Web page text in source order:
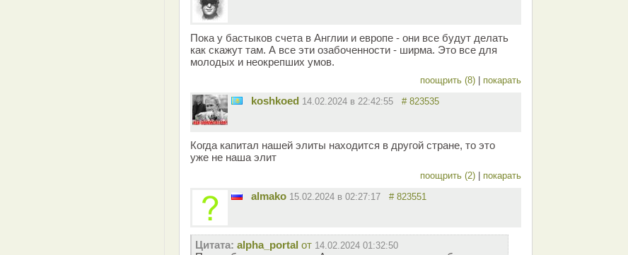
Пока у бастыков счета в Англии и европе - они все будут делать
как скажут там. А все эти озабоченности - ширма. Это все для
молодых и неокрепших умов.
поощрить (8) покарать
koshkoed 14.02.2024 в 22:42:55 # 823535
Когда капитал нашей элиты находится в другой стране, то это
уже не наша элит
поощрить (2) покарать
almako 15.02.2024 в 02:27:17 # 823551
Цитата: alpha_portal от 14.02.2024 01:32:50